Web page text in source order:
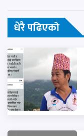
धेरै पढिएको